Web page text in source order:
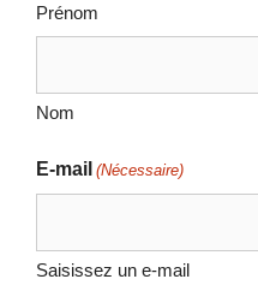
Prénom
Nom
E-mail (Nécessaire)
Saisissez un e-mail